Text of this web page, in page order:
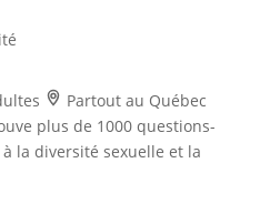
Partout au Québec
plus de 1000 questions-
la diversité sexuelle et la